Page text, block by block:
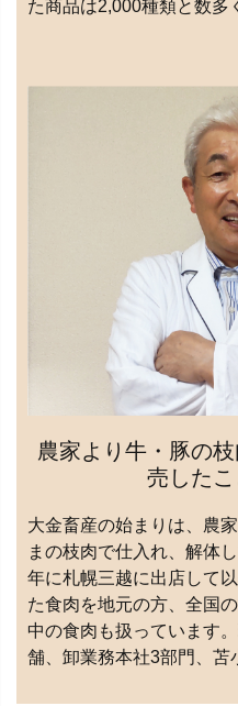
た商品は2,000種類と数多
農家より牛・豚の
売した
大金畜産の始まりは、農
まの枝肉で仕入れ、解体
年に札幌三越に出店して
た食肉を地元の方、全国
中の食肉も扱っています
舗、卸業務本社3部門、苫